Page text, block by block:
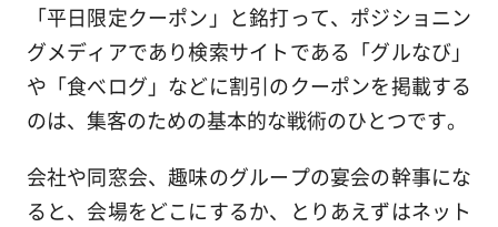
「平日限定クーポン」と銘打って、ポジショニン
グメディアであり検索サイトである「グルなび」
や「食べログ」などに割引のクーポンを掲載する
のは、集客のための基本的な戦術のひとつです。
会社や同窓会、趣味のグループの宴会の幹事にな
ると、会場をどこにするか、とりあえずはネット